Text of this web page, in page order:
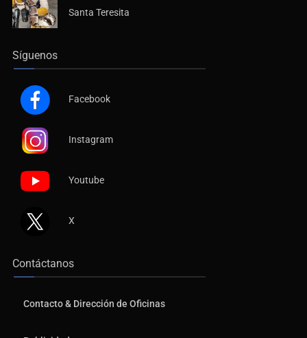
Santa Teresita
Síguenos
Facebook
Instagram
Youtube
X
Contáctanos
Contacto & Dirección de Oficinas